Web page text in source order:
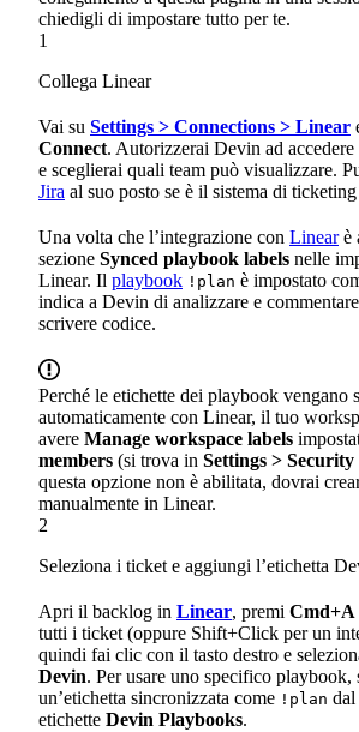
chiedigli di impostare tutto per te.
1
Collega Linear
Vai su Settings > Connections > Linear
Connect. Autorizzerai Devin ad
e sceglierai quali team può visualizzare.
Jira al suo posto se è il sistema di
Una volta che l’integrazione con Linearè
sezione Synced playbook labels nelle
Linear. Il playbook !plan è impostato
indica a Devin di analizzare e
scrivere codice.
Perché le etichette dei playbook vengano
automaticamente con Linear, il tuo
avere Manage workspace labels
members (si trova in Settings > Security
questa opzione non è abilitata, dovrai
manualmente in Linear.
2
Seleziona i ticket e aggiungi l’etichetta
Apri il backlog in Linear, premi Cmd+A
tutti i ticket (oppure Shift+Click per un
quindi fai clic con il tasto destro e
Devin. Per usare uno specifico playbook,
un’etichetta sincronizzata come !plan
etichette Devin Playbooks.